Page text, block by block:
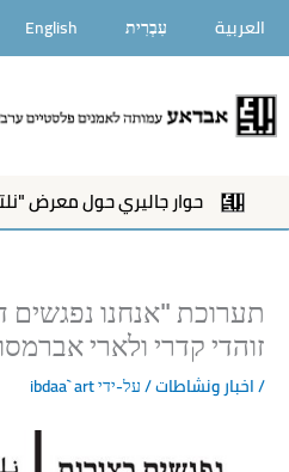
לתוכןالعربية עִבְרִית English
حوار جاليري حول معرض
תערוכת "אנחנו
זוהדי קדרי ולארי
/اخبار ونشاطات/ על-ידיibdaa` art